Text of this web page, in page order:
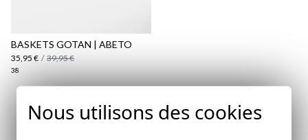
ici
BASKETS GOTAN | ABETO
35,95 € / 39,95 €
38
Abonnez-vous à notre Newsletter
Nous utilisons des cookies